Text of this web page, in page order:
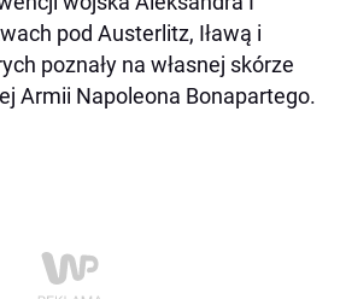
pod Austerlitz, Iławą i
poznały na własnej skórze
Armii Napoleona Bonapartego.